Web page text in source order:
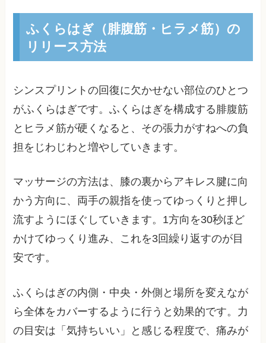
ふくらはぎ（腓腹筋・ヒラメ筋）の
リリース方法
シンスプリントの回復に欠かせない部位のひとつ
がふくらはぎです。ふくらはぎを構成する腓腹筋
とヒラメ筋が硬くなると、その張力がすねへの負
担をじわじわと増やしていきます。
マッサージの方法は、膝の裏からアキレス腱に向
かう方向に、両手の親指を使ってゆっくりと押し
流すようにほぐしていきます。1方向を30秒ほど
かけてゆっくり進み、これを3回繰り返すのが目
安です。
ふくらはぎの内側・中央・外側と場所を変えなが
ら全体をカバーするように行うと効果的です。力
の目安は「気持ちいい」と感じる程度で、痛みが